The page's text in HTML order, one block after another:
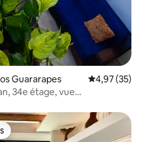
Guararapes Évaluation
4,97 (35)
34e étage, vue
plus appréciés